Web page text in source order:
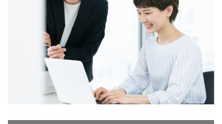
就活成功ガイド
個人向けプラン
法人向けプラン
学校向けプラン